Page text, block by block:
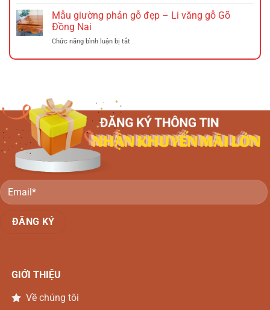
Nai
Gỗ
Gõ
Nai
rượu
–
rượu
Mẫu giường phản gỗ đẹp – Li văng gỗ Gõ
Đồng Nai
Chức năng bình luận bị tắtở
giường
Li
văng
gỗ
Gõ
GIỚI THIỆU
Về chúng tôi